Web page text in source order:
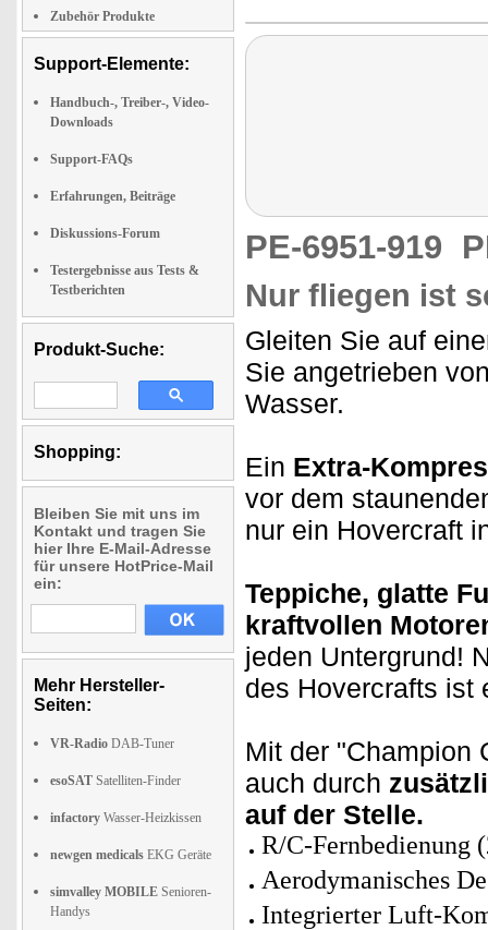
Zubehör Produkte
Support-Elemente:
Handbuch-, Treiber-, Video-
Downloads
Support-FAQs
Erfahrungen, Beiträge
Diskussions-Forum
Testergebnisse aus Tests &
Testberichten
Produkt-Suche:
Shopping:
Bleiben Sie mit uns im
Kontakt und tragen Sie
hier Ihre E-Mail-Adresse
für unsere HotPrice-Mail
ein:
Mehr Hersteller-
Seiten:
VR-Radio DAB-Tuner
esoSAT Satelliten-Finder
infactory Wasser-Heizkissen
newgen medicals EKG Geräte
simvalley MOBILE Senioren-
Handys
PE-6951-919
Nur fliegen ist
Gleiten Sie auf
Sie angetrieben
Wasser.
Ein Extra-
vor dem
nur ein Hovercraft
Teppiche, glatte
kraftvollen
jeden Untergrund!
des Hovercrafts ist
Mit der "Champion
auch durch
auf der Stelle.
R/C-Fernbedienung
Aerodymanisches
Integrierter Luft-